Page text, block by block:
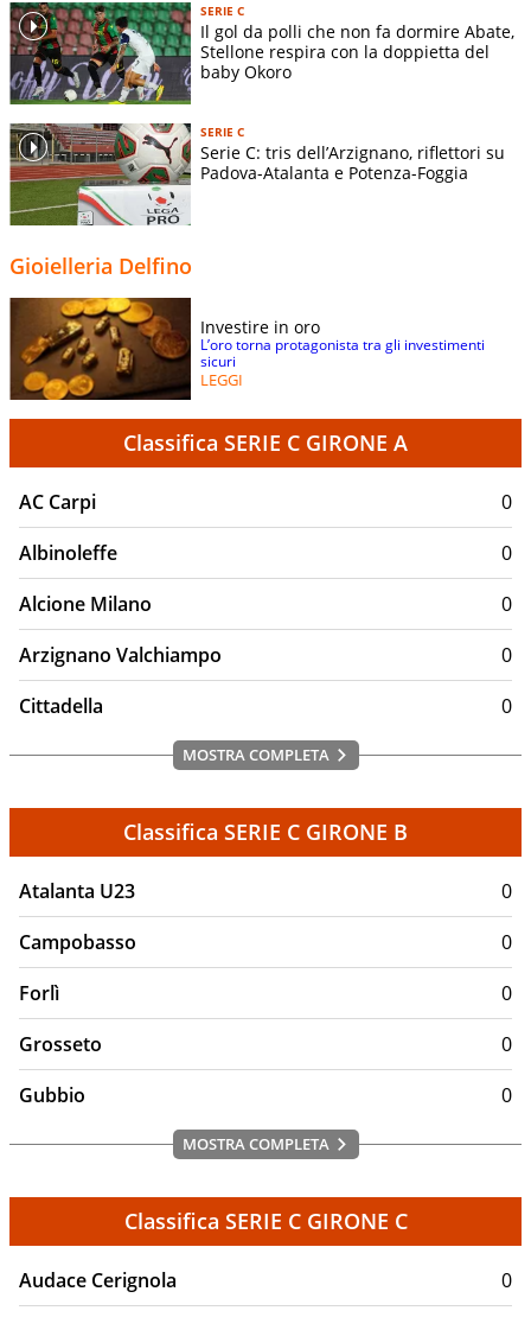
Stadio:Stadio Tommaso Dal Molin
Capienza Stadio:-
Indirizzo stadio:-
Dimensioni terreno di gioco: -
SERIE C
Il gol da polli che non fa dormire Abate,
Stellone respira con la doppietta del
baby Okoro
SERIE C
Serie C: tris dell’Arzignano, riflettori su
Padova-Atalanta e Potenza-Foggia
Gioielleria Delfino
Investire in oro
L’oro torna protagonista tra gli investimenti
sicuri
LEGGI
Classifica SERIE C GIRONE A
AC Carpi
0
Albinoleffe
0
Alcione Milano
0
Arzignano Valchiampo
0
Cittadella
0
MOSTRA COMPLETA
Classifica SERIE C GIRONE B
Atalanta U23
0
Campobasso
0
Forlì
0
Grosseto
0
Gubbio
0
MOSTRA COMPLETA
Classifica SERIE C GIRONE C
Audace Cerignola
0